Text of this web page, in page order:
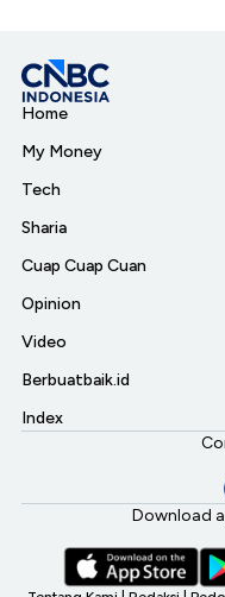
Home
My Money
Tech
Sharia
Cuap Cuap Cuan
Opinion
Video
Berbuatbaik.id
Index
Download